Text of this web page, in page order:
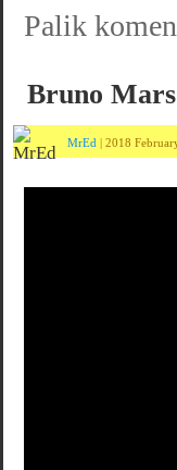
Palik
Bruno
MrEd | 2018